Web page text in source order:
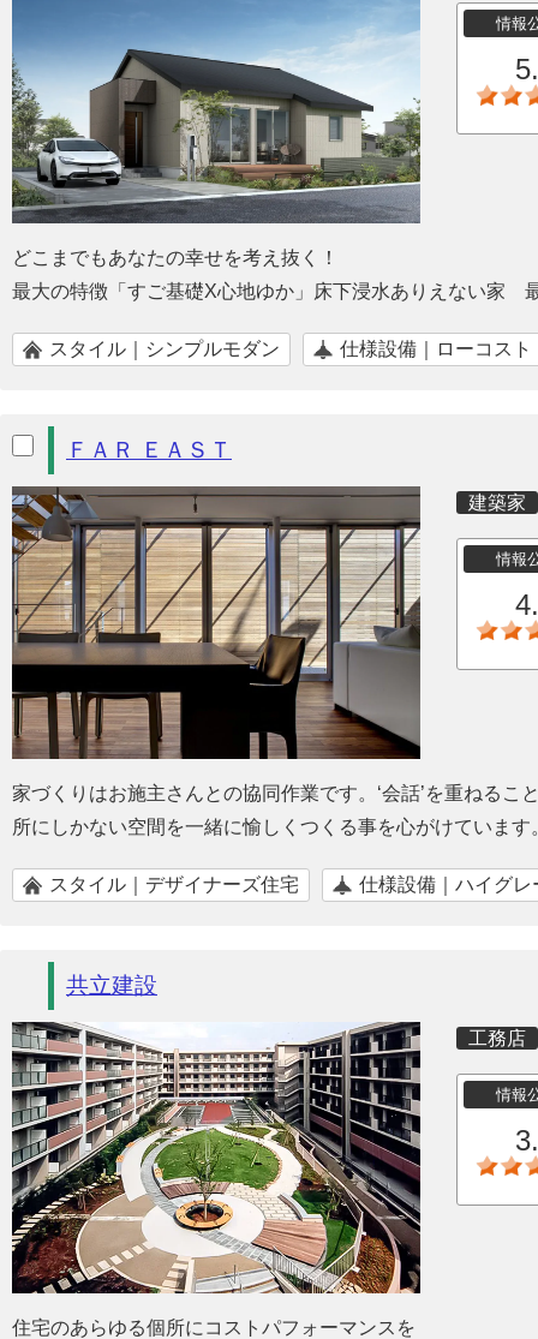
情報
どこまでもあなたの幸せを考え抜く！
最大の特徴「すご基礎X心地ゆか」床下浸水ありえない
スタイル｜シンプルモダン 仕様設備｜ローコスト
ＦＡＲ ＥＡＳＴ
建築家
情報
家づくりはお施主さんとの協同作業です。‘会話’を重ねる
所にしかない空間を一緒に愉しくつくる事を心がけています
スタイル｜デザイナーズ住宅 仕様設備｜ハイグレ
共立建設
工務店
情報
住宅のあらゆる個所にコストパフォーマンスを